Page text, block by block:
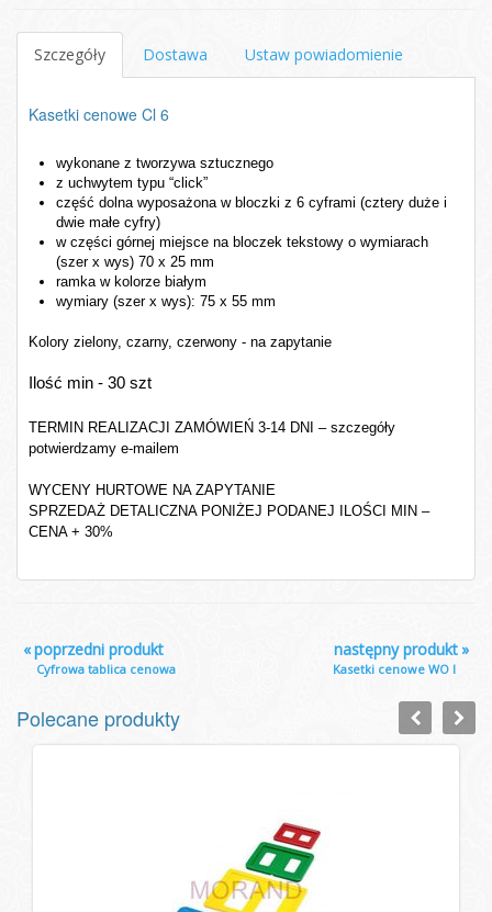
Szczegóły Dostawa Ustaw powiadomienie
Kasetki cenowe Cl 6
wykonane z tworzywa sztucznego
z uchwytem typu “click”
część dolna wyposażona w bloczki z 6 cyframi (cztery duże i
dwie małe cyfry)
w części górnej miejsce na bloczek tekstowy o wymiarach
(szer x wys) 70 x 25 mm
ramka w kolorze białym
wymiary (szer x wys): 75 x 55 mm
Kolory zielony, czarny, czerwony - na zapytanie
Ilość min - 30 szt
TERMIN REALIZACJI ZAMÓWIEŃ 3-14 DNI – szczegóły
potwierdzamy e-mailem
WYCENY HURTOWE NA ZAPYTANIE
SPRZEDAŻ DETALICZNA PONIŻEJ PODANEJ ILOŚCI MIN –
CENA + 30%
«poprzedni produkt
Cyfrowa tablica cenowa
»
następny produkt
Kasetki cenowe WO I
Polecane produkty